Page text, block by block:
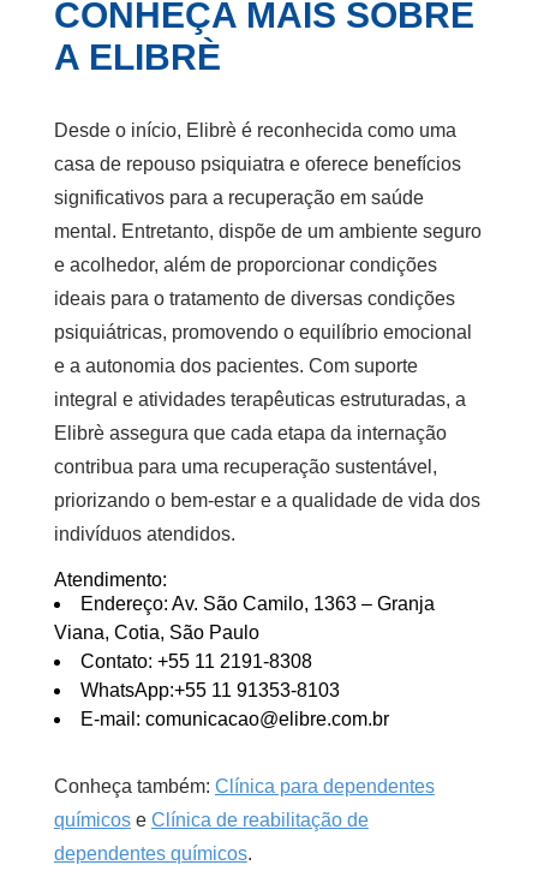
CONHEÇA MAIS SOBRE
A ELIBRÈ
Desde o início, Elibrè é reconhecida como uma
casa de repouso psiquiatra e oferece benefícios
significativos para a recuperação em saúde
mental. Entretanto, dispõe de um ambiente seguro
e acolhedor, além de proporcionar condições
ideais para o tratamento de diversas condições
psiquiátricas, promovendo o equilíbrio emocional
e a autonomia dos pacientes. Com suporte
integral e atividades terapêuticas estruturadas, a
Elibrè assegura que cada etapa da internação
contribua para uma recuperação sustentável,
priorizando o bem-estar e a qualidade de vida dos
indivíduos atendidos.
Atendimento:
Endereço: Av. São Camilo, 1363 – Granja
Viana, Cotia, São Paulo
Contato: +55 11 2191-8308
WhatsApp:+55 11 91353-8103
E-mail: comunicacao@elibre.com.br
Conheça também: Clínica para dependentes
químicose Clínica de reabilitação de
dependentes químicos.